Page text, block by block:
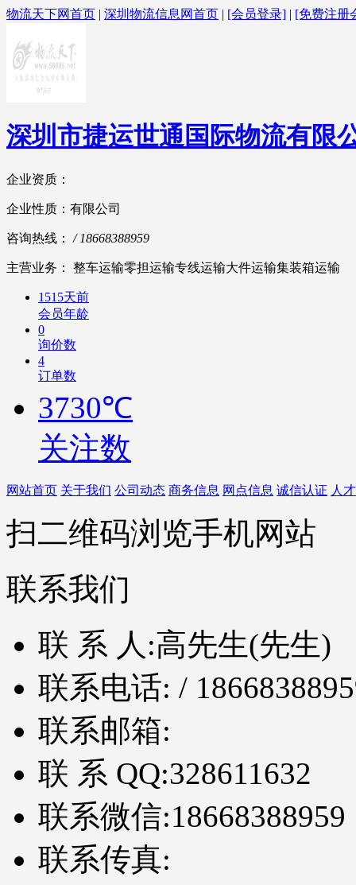
物流天下网首页 | 深圳物流信息网首页 | [会员登录] | [免费注册
深圳市捷运世通国际物流有限
企业资质：
企业性质：有限公司
咨询热线： / 18668388959
主营业务： 整车运输零担运输专线运输大件运输集装箱运输
1515天前
会员年龄
0
询价数
4
订单数
3730℃
关注数
网站首页 关于我们 公司动态 商务信息 网点信息 诚信认证 人
扫二维码浏览手机网站
联系我们
联 系 人:高先生(先生)
联系电话: /
联系邮箱:
联 系 QQ:328611632
联系微信:18668388959
联系传真: